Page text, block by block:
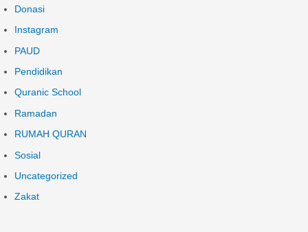
Donasi
Instagram
PAUD
Pendidikan
Quranic School
Ramadan
RUMAH QURAN
Sosial
Uncategorized
Zakat